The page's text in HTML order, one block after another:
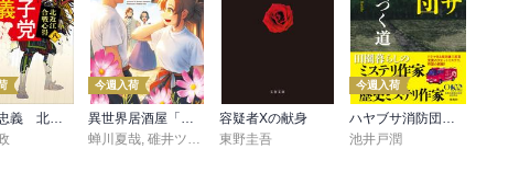
今週入荷
蝉川夏哉, 碓井ツカサ
容疑者Xの献身
東野圭吾
今週入荷
池井戸潤